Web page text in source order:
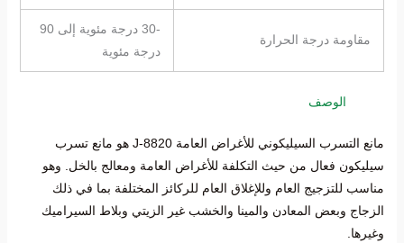
مقاومة درجة الحرارة
-30 درجة مئوية إلى 90
درجة مئوية
الوصف
مانع التسرب السيليكوني للأغراض العامة J-8820 هو مانع تسرب
سيليكون فعال من حيث التكلفة للأغراض العامة ومعالج بالخل. وهو
مناسب للتزجيج العام وللإغلاق العام للركائز المختلفة بما في ذلك
الزجاج وبعض المعادن والمينا والخشب غير الزيتي وبلاط السيراميك
وغيرها.